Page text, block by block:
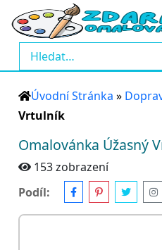
Úvodní Stránka »
Vrtulník
Omalovánka Úžasný
153 zobrazení
Podíl: